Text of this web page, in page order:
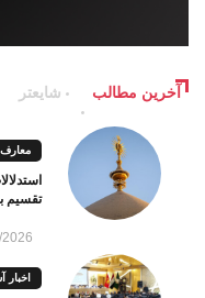
آخرین مطالب شایعتر
معارف
اخبار